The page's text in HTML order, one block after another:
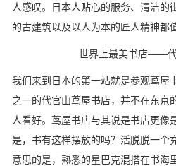
人感叹。日本人贴心的服务、清洁的
的古建筑以及以人为本的匠人精神都
世界上最美书店——
我们来到日本的第一站就是参观茑屋
之一的代官山茑屋书店，并不在东京
人看好。茑屋书店与其说是书店更像
是，书有这样摆放的吗？活脱脱一个
意思的是，熟悉的星巴克混搭在书海